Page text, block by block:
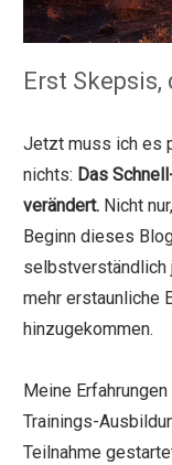
Erst
Jetzt muss ich es
nichts: Das
verändert. Nicht
Beginn dieses
selbstverständlich
mehr erstaunliche
hinzugekommen.
Meine
Trainings-
Teilnahme